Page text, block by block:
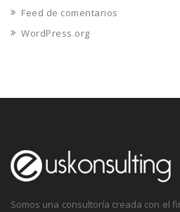
Feed de comentarios
WordPress.org
Somos una consultoría creada con el